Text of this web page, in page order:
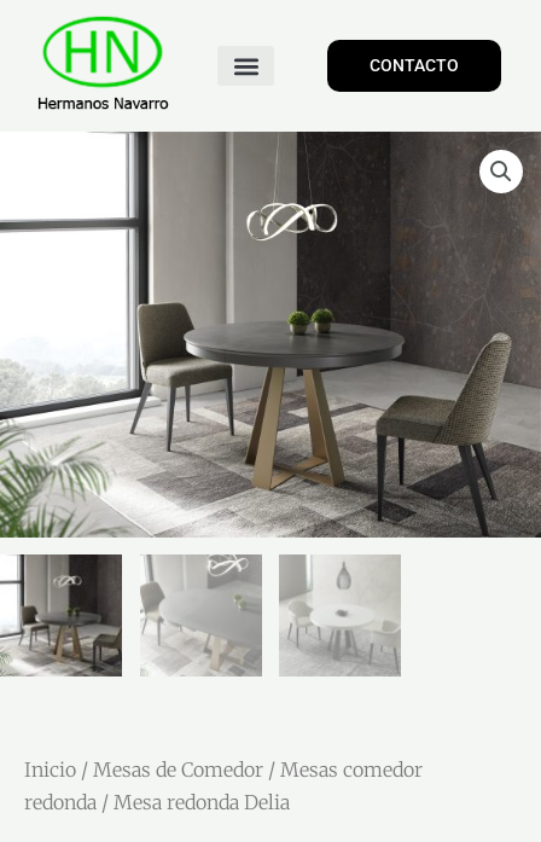
CONTACTO
Inicio / Mesas de Comedor / Mesas comedor
redonda / Mesa redonda Delia